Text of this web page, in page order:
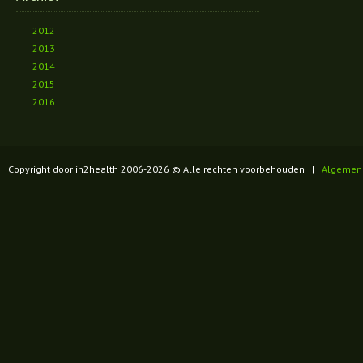
2012
2013
2014
2015
2016
Copyright door in2health 2006-2026 © Alle rechten voorbehouden |